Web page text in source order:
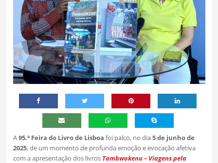
A95.ª Feira do Livro de Lisboa foi palco, no dia5 de junho de
2025, de um momento de profunda emoção e evocação afetiva
com a apresentação dos livros Tambwokenu – Viagens pela